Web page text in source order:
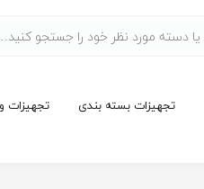
تجهیزات بسته بندی تجهیزات